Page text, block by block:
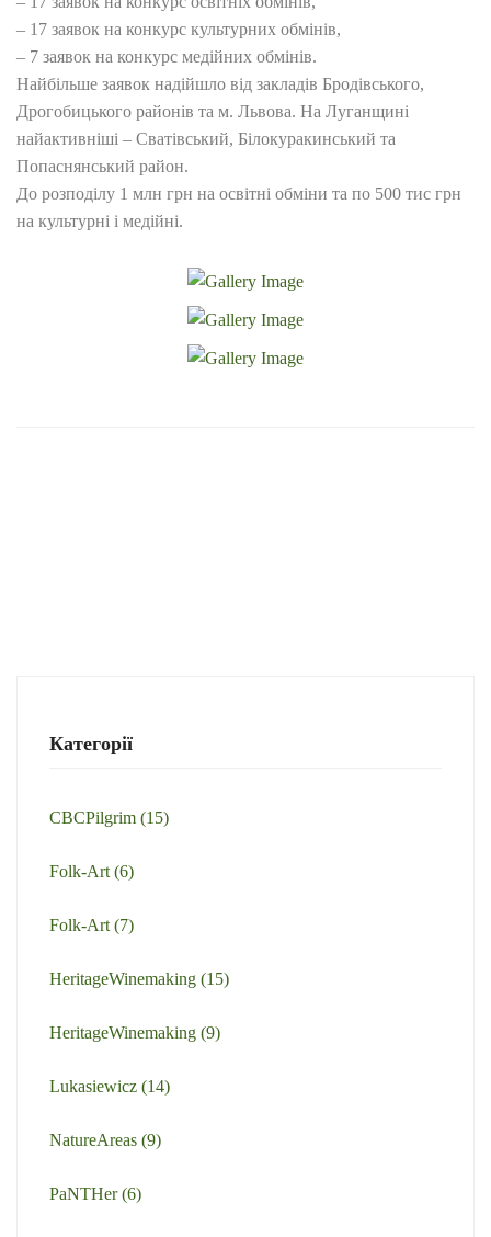
– 17 заявок на конкурс культурних обмінів,
– 7 заявок на конкурс медійних обмінів.
Найбільше заявок надійшло від закладів Бродівського,
Дрогобицького районів та м. Львова. На Луганщині
найактивніші – Сватівський, Білокуракинський та
Попаснянський район.
До розподілу 1 млн грн на освітні обміни та по 500 тис грн
на культурні і медійні.
Категорії
CBCPilgrim (15)
Folk-Art (6)
Folk-Art (7)
HeritageWinemaking (15)
HeritageWinemaking (9)
Lukasiewicz (14)
NatureAreas (9)
PaNTHer(6)